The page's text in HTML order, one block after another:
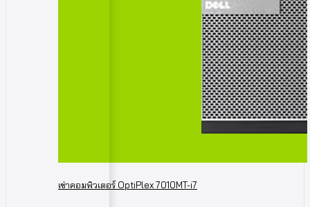
เช่าคอมพิวเตอร์ OptiPlex 7010MT-i7